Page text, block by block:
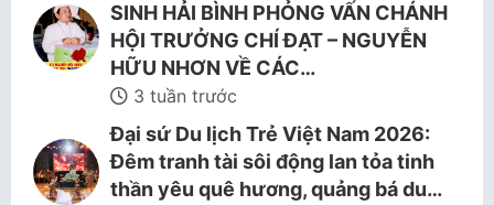
SINH HẢI BÌNH PHỎNG VẤN CHÁNH
HỘI TRƯỞNG CHÍ ĐẠT – NGUYỄN
HỮU NHƠN VỀ CÁC…
3 tuần trước
Đại sứ Du lịch Trẻ Việt Nam 2026:
Đêm tranh tài sôi động lan tỏa tinh
thần yêu quê hương, quảng bá du…